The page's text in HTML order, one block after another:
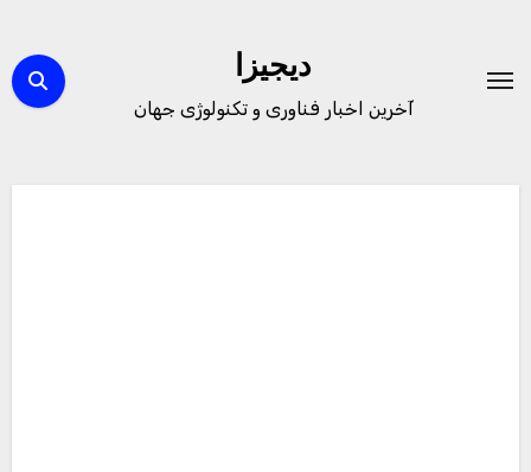
content
دیجیزا
آخرین اخبار فناوری و تکنولوژی جهان